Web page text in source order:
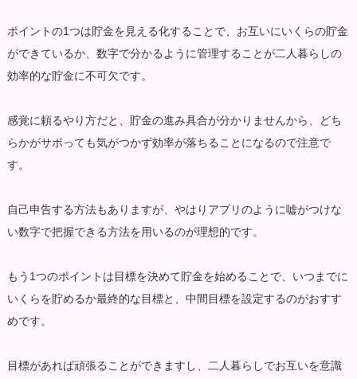
ポイントの1つは貯金を見える化することで、お互いにいくらの貯金
ができているか、数字で分かるように管理することが二人暮らしの
効率的な貯金に不可欠です。
感覚に頼るやり方だと、貯金の進み具合が分かりませんから、どち
らかがサボっても気がつかず効率が落ちることになるので注意で
す。
自己申告する方法もありますが、やはりアプリのように嘘がつけな
い数字で把握できる方法を用いるのが理想的です。
もう1つのポイントは目標を決めて貯金を始めることで、いつまでに
いくらを貯めるか最終的な目標と、中間目標を設定するのがおすす
めです。
目標があれば頑張ることができますし、二人暮らしでお互いを意識